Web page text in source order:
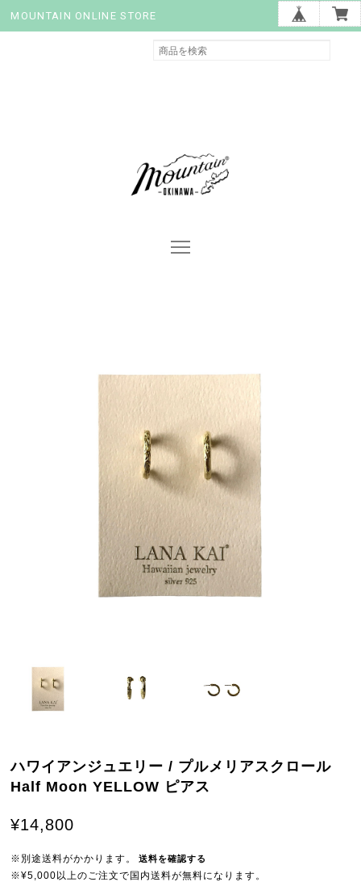
MOUNTAIN ONLINE STORE
ハワイアンジュエリー / プルメリアスクロール
Half Moon YELLOW ピアス
¥14,800
※別途送料がかかります。 送料を確認する
※¥5,000以上のご注文で国内送料が無料になります。